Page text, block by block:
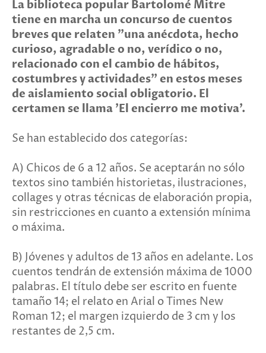
La biblioteca popular Bartolomé Mitre
tiene en marcha un concurso de cuentos
breves que relaten "una anécdota, hecho
curioso, agradable o no, verídico o no,
relacionado con el cambio de hábitos,
costumbres y actividades" en estos meses
de aislamiento social obligatorio. El
certamen se llama 'El encierro me motiva'.
Se han establecido dos categorías:
A) Chicos de 6 a 12 años. Se aceptarán no sólo
textos sino también historietas, ilustraciones,
collages y otras técnicas de elaboración propia,
sin restricciones en cuanto a extensión mínima
o máxima.
B) Jóvenes y adultos de 13 años en adelante. Los
cuentos tendrán de extensión máxima de 1000
palabras. El título debe ser escrito en fuente
tamaño 14; el relato en Arial o Times New
Roman 12; el margen izquierdo de 3 cm y los
restantes de 2,5 cm.